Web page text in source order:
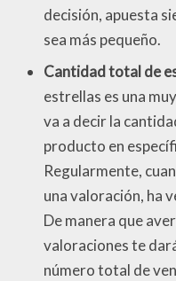
decisión, apuesta
sea más pequeño.
Cantidad total de
estrellas es una
va a decir la
producto en
Regularmente,
una valoración, ha
De manera que
valoraciones te
número total de